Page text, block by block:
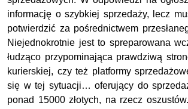
informację o szybkiej sprzedaży, lecz
potwierdzić za pośrednictwem
Niejednokrotnie jest to spreparowana
łudząco przypominająca prawdziwą
kurierskiej, czy też platformy
się w tej sytuacji… oferujący do
ponad 15000 złotych, na rzecz oszustów.